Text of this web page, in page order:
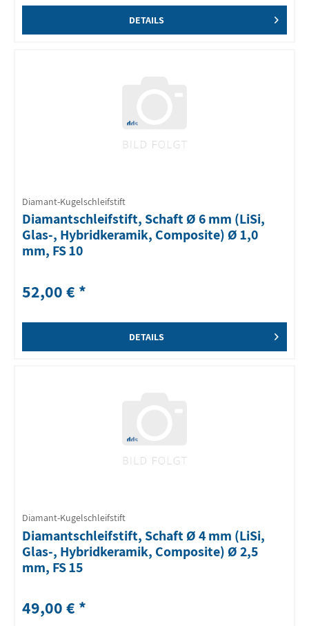
DETAILS
Diamant-Kugelschleifstift
Diamantschleifstift, Schaft Ø 6 mm (LiSi,
Glas-, Hybridkeramik, Composite) Ø 1,0
mm, FS 10
52,00 € *
DETAILS
Diamant-Kugelschleifstift
Diamantschleifstift, Schaft Ø 4 mm (LiSi,
Glas-, Hybridkeramik, Composite) Ø 2,5
mm, FS 15
49,00 € *